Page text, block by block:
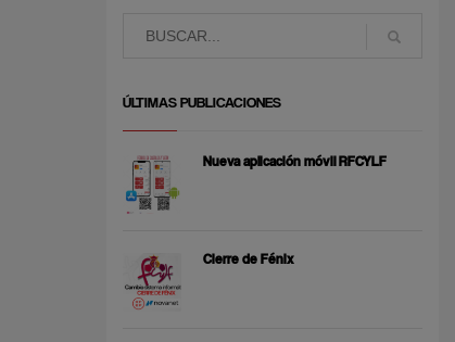
ÚLTIMAS PUBLICACIONES
Nueva aplicación móvil RFCYLF
Cierre de Fénix